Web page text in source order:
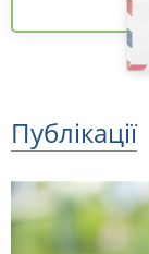
Публікації